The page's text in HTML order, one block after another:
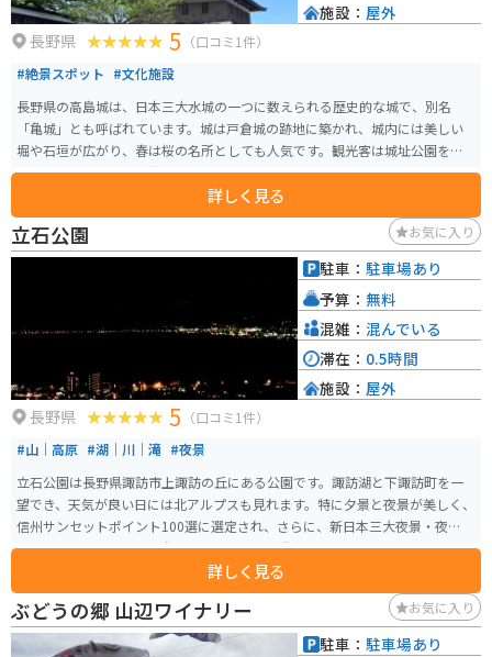
長野県 5 （口コミ1件）
#絶景スポット #文化施設
長野県の高島城は、日本三大水城の一つに数えられる歴史的な城で、別名
「亀城」とも呼ばれています。城は戸倉城の跡地に築かれ、城内には美しい
堀や石垣が広がり、春は桜の名所としても人気です。観光客は城址公園を散
策しながら、歴史博物館で城の歴史を学べます。 バイクで訪れる場合、周辺
には駐車スペースが整っているため安心です。また、周辺は信州の自然豊か
な環境で、ツーリングにも最適。季節ごとの自然美と歴史を楽しめるスポッ
トとしておすすめです。高島城周辺の温泉も観光の疲れを癒すのに便利です。
詳しく見る
施設： 屋外
立石公園 お気に入り
長野県 5 （口コミ1件）
#山｜高原 #湖｜川｜滝 #夜景
立石公園は長野県諏訪市上諏訪の丘にある公園です。諏訪湖と下諏訪町を一
望でき、天気が良い日には北アルプスも見れます。特に夕景と夜景が美しく、
信州サンセットポイント100選に選定され、さらに、新日本三大夜景・夜景百
選にも選ばれています。遊具のあるエリアと遊歩道もあります。
詳しく見る
駐車： 駐車場あり
予算： 無料
混雑： 混んでいる
滞在： 0.5時間
施設： 屋外
ぶどうの郷 山辺ワイナリー お気に入り
駐車： 駐車場あり